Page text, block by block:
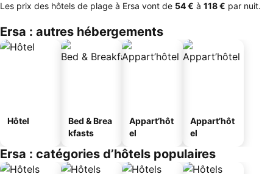
Les prix des hôtels de plage à Ersa vont de ‎54 € à ‎118 € par nuit.
Ersa : autres hébergements
Hôtel
Bed & Brea
kfasts
Appart’hôt
el
Appart’hôt
el
Ersa : catégories d’hôtels populaires